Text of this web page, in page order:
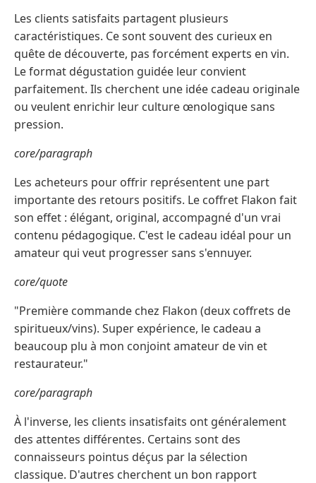
Les clients satisfaits partagent plusieurs
caractéristiques. Ce sont souvent des curieux en
quête de découverte, pas forcément experts en vin.
Le format dégustation guidée leur convient
parfaitement. Ils cherchent une idée cadeau originale
ou veulent enrichir leur culture œnologique sans
pression.
core/paragraph
Les acheteurs pour offrir représentent une part
importante des retours positifs. Le coffret Flakon fait
son effet : élégant, original, accompagné d'un vrai
contenu pédagogique. C'est le cadeau idéal pour un
amateur qui veut progresser sans s'ennuyer.
core/quote
"Première commande chez Flakon (deux coffrets de
spiritueux/vins). Super expérience, le cadeau a
beaucoup plu à mon conjoint amateur de vin et
restaurateur."
core/paragraph
À l'inverse, les clients insatisfaits ont généralement
des attentes différentes. Certains sont des
connaisseurs pointus déçus par la sélection
classique. D'autres cherchent un bon rapport